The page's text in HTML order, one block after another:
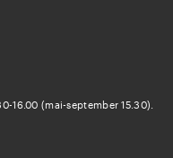
16.00 (mai-september 15.30).